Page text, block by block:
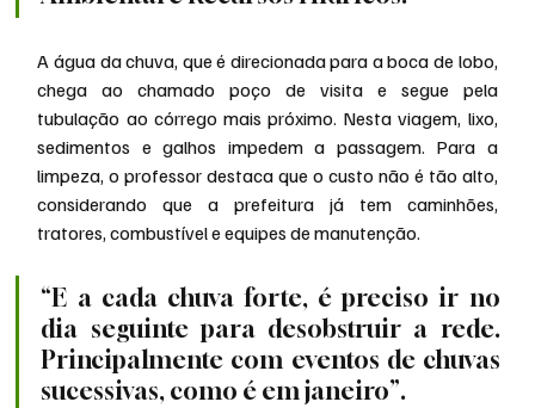
A água da chuva, que é direcionada para a boca de lobo,
chega ao chamado poço de visita e segue pela
tubulação ao córrego mais próximo. Nesta viagem, lixo,
sedimentos e galhos impedem a passagem. Para a
limpeza, o professor destaca que o custo não é tão alto,
considerando que a prefeitura já tem caminhões,
tratores, combustível e equipes de manutenção.
“E a cada chuva forte, é preciso ir no
dia seguinte para desobstruir a rede.
Principalmente com eventos de chuvas
sucessivas, como é em janeiro”.